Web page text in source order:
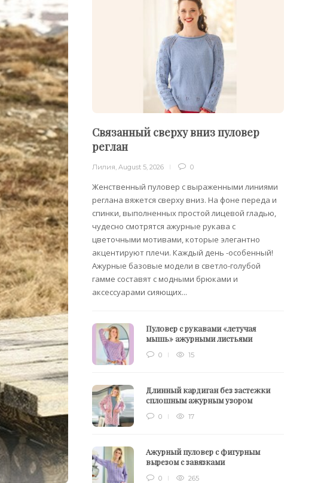
Связанный сверху вниз пуловер
реглан
Лилия ,August 5, 2026 0
Женственный пуловер с выраженными линиями
реглана вяжется сверху вниз. На фоне переда и
спинки, выполненных простой лицевой гладью,
чудесно смотрятся ажурные рукава с
цветочными мотивами, которые элегантно
акцентируют плечи. Каждый день -особенный!
Ажурные базовые модели в светло-голубой
гамме составят с модными брюками и
аксессуарами сияющих...
Пуловер с рукавами «летучая
мышь» ажурными листьями
0 15
Длинный кардиган без застежки
сплошным ажурным узором
0 17
Ажурный пуловер с фигурным
вырезом с завязками
0 265